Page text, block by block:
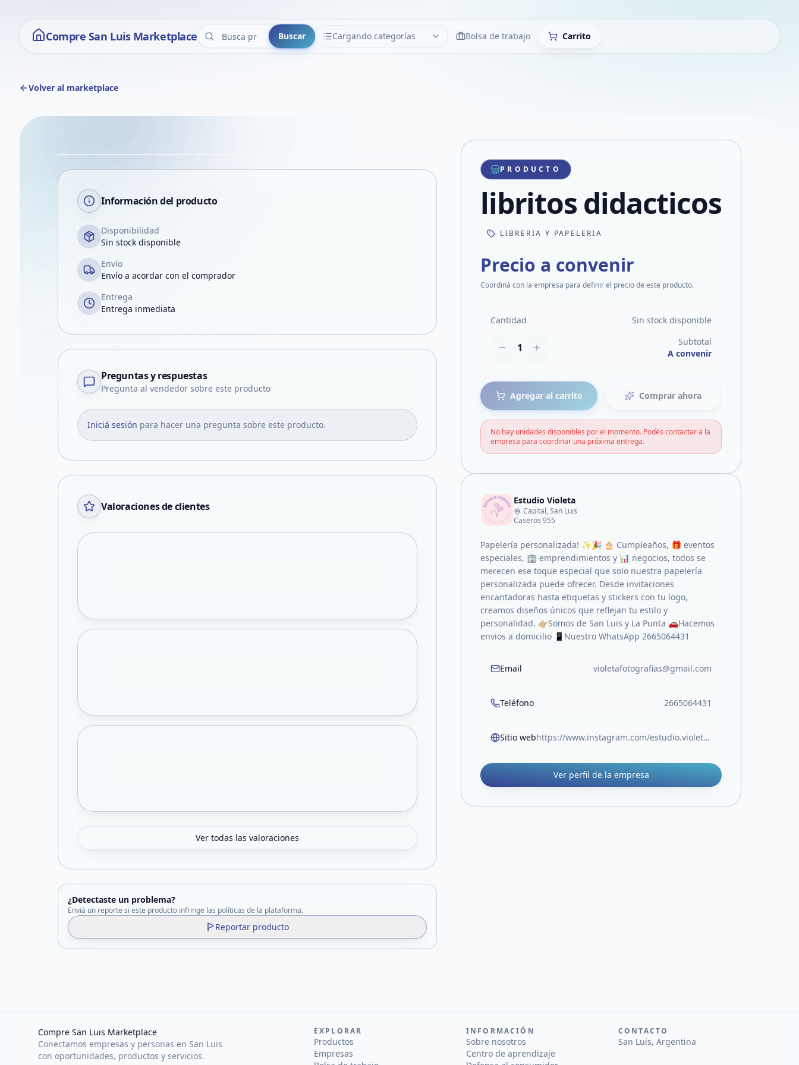
Compre San Luis Marketplace Buscar Cargando categorías
CATEGORÍAS LimpiarBolsa de trabajo Carrito
Volver al marketplace
VER EN PANTALLA COMPLETA
Compartir producto
Compartir por WhatsApp
Compartir por mail
Compartir en Facebook
Compartir en X
Información del producto
Disponibilidad
Sin stock disponible
Envío
Envío a acordar con el comprador
Entrega
Entrega inmediata
Preguntas y respuestas
Pregunta al vendedor sobre este producto
Iniciá sesión para hacer una pregunta sobre este producto.
Valoraciones de clientes
Ver todas las valoraciones
¿Detectaste un problema?
Enviá un reporte si este producto infringe las políticas de la plataforma.
Reportar producto
PRODUCTO
libritos didacticos
LIBRERIA Y PAPELERIA
Precio a convenir
Coordiná con la empresa para definir el precio de este producto.
Cantidad Sin stock disponible
1
Subtotal
A convenir
Agregar al carrito Comprar ahora
No hay unidades disponibles por el momento. Podés contactar a la
empresa para coordinar una próxima entrega.
Estudio Violeta
Capital, San Luis
Caseros 955
Papelería personalizada! ✨🎉 🎂 Cumpleaños, 🎁 eventos
especiales, 🏢 emprendimientos y 📊 negocios, todos se
merecen ese toque especial que solo nuestra papelería
personalizada puede ofrecer. Desde invitaciones
encantadoras hasta etiquetas y stickers con tu logo,
creamos diseños únicos que reflejan tu estilo y
personalidad. 👉🏼Somos de San Luis y La Punta 🚗Hacemos
envios a domicilio 📱Nuestro WhatsApp 2665064431
Email violetafotografias@gmail.com
Teléfono 2665064431
Sitio web https://www.instagram.com/estudio.violeta_?igsh=MWxzY25zcmI2b2NncA==
Ver perfil de la empresa
Compre San Luis Marketplace
Conectamos empresas y personas en San Luis
con oportunidades, productos y servicios.
EXPLORAR
Productos
Empresas
INFORMACIÓN
Sobre nosotros
Centro de aprendizaje
CONTACTO
San Luis, Argentina